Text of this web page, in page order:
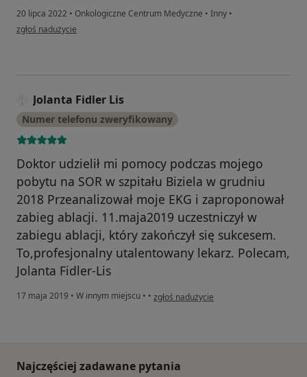
20 lipca 2022 • Onkologiczne Centrum Medyczne • Inny •
w opinii użytkownika A.P
zgłoś nadużycie
Jolanta Fidler Lis
Numer telefonu zweryfikowany
Doktor udzielił mi pomocy podczas mojego
pobytu na SOR w szpitału Biziela w grudniu
2018 Przeanalizował moje EKG i zaproponował
zabieg ablacji. 11.maja2019 uczestniczył w
zabiegu ablacji, który zakończył się sukcesem.
To,profesjonalny utalentowany lekarz. Polecam,
Jolanta Fidler-Lis
17 maja 2019 • W innym miejscu • • w opinii użytkownika Jolanta Fidler Lis
zgłoś nadużycie
Najczęściej zadawane pytania